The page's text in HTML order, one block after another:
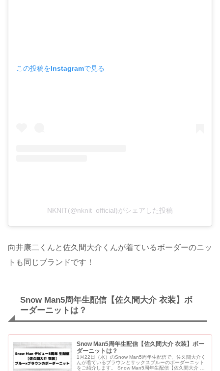
この投稿をInstagramで見る
NKNIT(@nknit_official)がシェアした投稿
向井康二くんと佐久間大介くんが着ているボーダーのニッ
トも同じブランドです！
Snow Man5周年生配信【佐久間大介 衣装】ボ
ーダーニットは？
Snow Man5周年生配信【佐久間大介 衣装】ボー
ダーニットは？
1月22日（水）のSnow Man5周年生配信で、佐久間大介く
んが着ているブラウンとサックスブルーのボーダーニット
をご紹介します。 Snow Man5周年生配信【佐久間大介 衣